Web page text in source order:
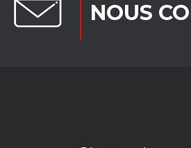
NOUS